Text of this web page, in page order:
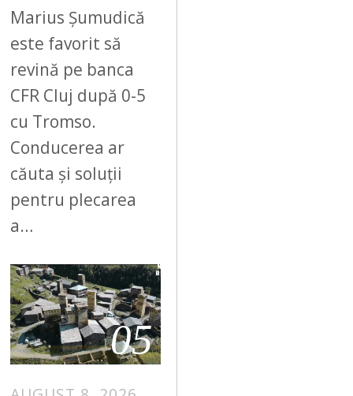
Marius Șumudică
este favorit să
revină pe banca
CFR Cluj după 0-5
cu Tromso.
Conducerea ar
căuta și soluții
pentru plecarea
a…
05